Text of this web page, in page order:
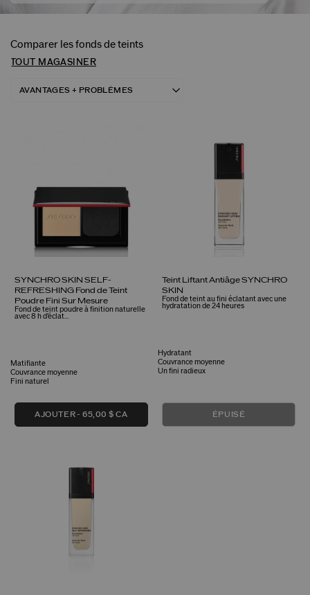
Comparer les fonds de teints
TOUT MAGASINER
SYNCHRO SKIN SELF-
REFRESHING Fond de Teint
Poudre Fini Sur Mesure
Fond de teint poudre à finition naturelle
avec 8 h d’éclat...
Matifiante
Couvrance moyenne
Fini naturel
AJOUTER 65,00 $ CA
Teint Liftant Antiâge SYNCHRO
SKIN
Fond de teint au fini éclatant avec une
hydratation de 24 heures
Hydratant
Couvrance moyenne
Un fini radieux
ÉPUISÉ